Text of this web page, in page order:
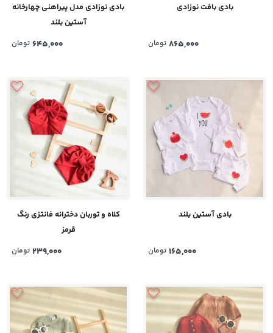
بادی بافت نوزادی
865,000 تومان
​بادی نوزادی مدل پیراهنی چهارخانه
آستین بلند
645,000 تومان
بادی آستین بلند
165,000 تومان
کلاه و توربان دخترانه فانتزی رنگ
قرمز
239,000 تومان